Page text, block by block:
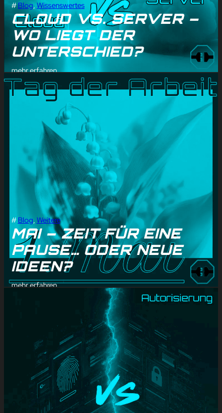
#Blog, Wissenswertes
CLOUD VS. SERVER –
WO LIEGT DER
UNTERSCHIED?
mehr erfahren
# Blog, Weitere
MAI – ZEIT FÜR EINE
PAUSE… ODER NEUE
IDEEN?
mehr erfahren